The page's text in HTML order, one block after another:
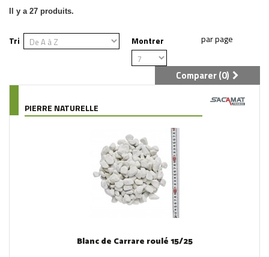
Il y a 27 produits.
Tri Montrer
Comparer (0)
PIERRE NATURELLE
Blanc de Carrare roulé 15/25